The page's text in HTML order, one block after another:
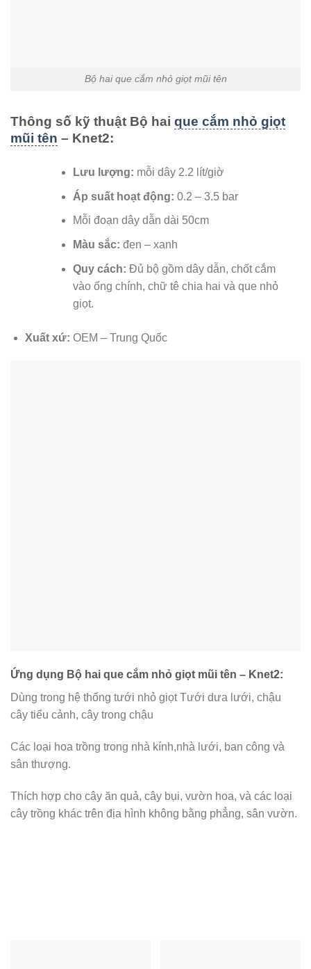
Bộ hai que cắm nhỏ giọt mũi tên
Thông số kỹ thuật Bộ hai que cắm nhỏ giọt
mũi tên – Knet2:
Lưu lượng: mỗi dây 2.2 lít/giờ
Áp suất hoạt động: 0.2 – 3.5 bar
Mỗi đoạn dây dẫn dài 50cm
Màu sắc: đen – xanh
Quy cách: Đủ bộ gồm dây dẫn, chốt cắm
vào ống chính, chữ tê chia hai và que nhỏ
giọt.
Xuất xứ: OEM – Trung Quốc
Ứng dụng Bộ hai que cắm nhỏ giọt mũi tên – Knet2:
Dùng trong hệ thống tưới nhỏ giọt Tưới dưa lưới, chậu
cây tiểu cảnh, cây trong chậu
Các loại hoa trồng trong nhà kính,nhà lưới, ban công và
sân thượng.
Thích hợp cho cây ăn quả, cây bụi, vườn hoa, và các loại
cây trồng khác trên địa hình không bằng phẳng, sân vườn.